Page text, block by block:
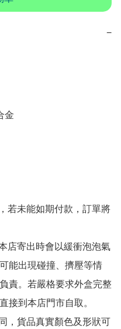
−
金
若未能如期付款，訂單將
店寄出時會以緩衝泡泡氣
能出現碰撞、擠壓等情
責。若嚴格要求外盒完整
接到本店門市自取。
，貨品真實顏色及形狀可